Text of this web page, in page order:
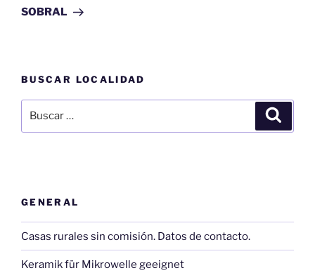
entrada
SOBRAL
BUSCAR LOCALIDAD
por:
GENERAL
Casas rurales sin comisión. Datos de contacto.
Keramik für Mikrowelle geeignet